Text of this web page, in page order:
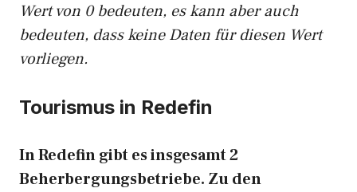
Wert von 0 bedeuten, es kann aber auch
bedeuten, dass keine Daten für diesen Wert
vorliegen.
Tourismus in Redefin
In Redefin gibt es insgesamt 2
Beherbergungsbetriebe. Zu den